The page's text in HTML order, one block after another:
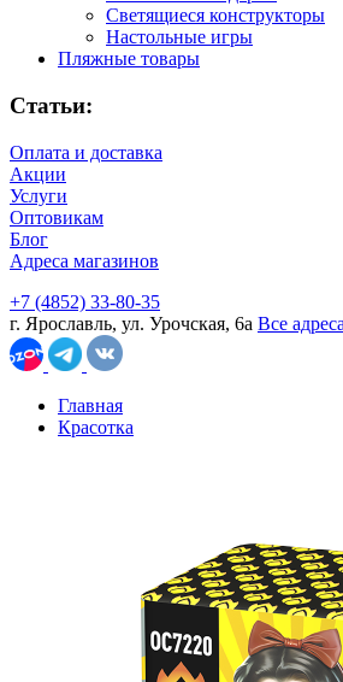
Светящиеся конструкторы
Настольные игры
Пляжные товары
Статьи:
Оплата и доставка
Акции
Услуги
Оптовикам
Блог
Адреса магазинов
+7 (4852) 33-80-35
г. Ярославль, ул. Урочская, 6а Все
Главная
Красотка